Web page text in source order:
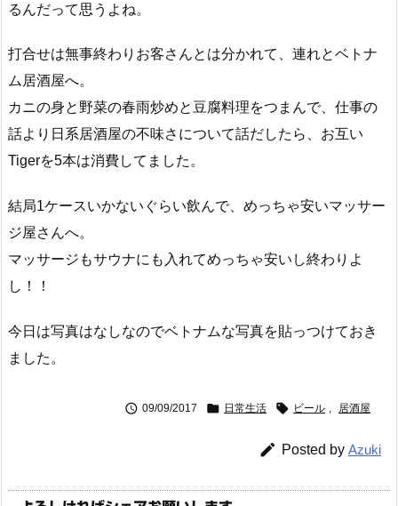
るんだって思うよね。
打合せは無事終わりお客さんとは分かれて、連れとベトナ
ム居酒屋へ。
カニの身と野菜の春雨炒めと豆腐料理をつまんで、仕事の
話より日系居酒屋の不味さについて話だしたら、お互い
Tigerを5本は消費してました。
結局1ケースいかないぐらい飲んで、めっちゃ安いマッサー
ジ屋さんへ。
マッサージもサウナにも入れてめっちゃ安いし終わりよ
し！！
今日は写真はなしなのでベトナムな写真を貼っつけておき
ました。
 09/09/2017  日常生活  ビール , 居酒屋
 Posted by Azuki